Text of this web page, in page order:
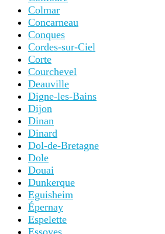
Colmar
Concarneau
Conques
Cordes-sur-Ciel
Corte
Courchevel
Deauville
Digne-les-Bains
Dijon
Dinan
Dinard
Dol-de-Bretagne
Dole
Douai
Dunkerque
Eguisheim
Épernay
Espelette